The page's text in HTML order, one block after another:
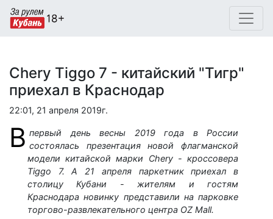
Chery Tiggo 7 - китайский "Тигр"
приехал в Краснодар
22:01, 21 апреля 2019г.
В первый день весны 2019 года в России
состоялась презентация новой флагманской
модели китайской марки Chery - кроссовера
Tiggo 7. А 21 апреля паркетник приехал в
столицу Кубани - жителям и гостям
Краснодара новинку представили на парковке
торгово-развлекательного центра OZ Mall.